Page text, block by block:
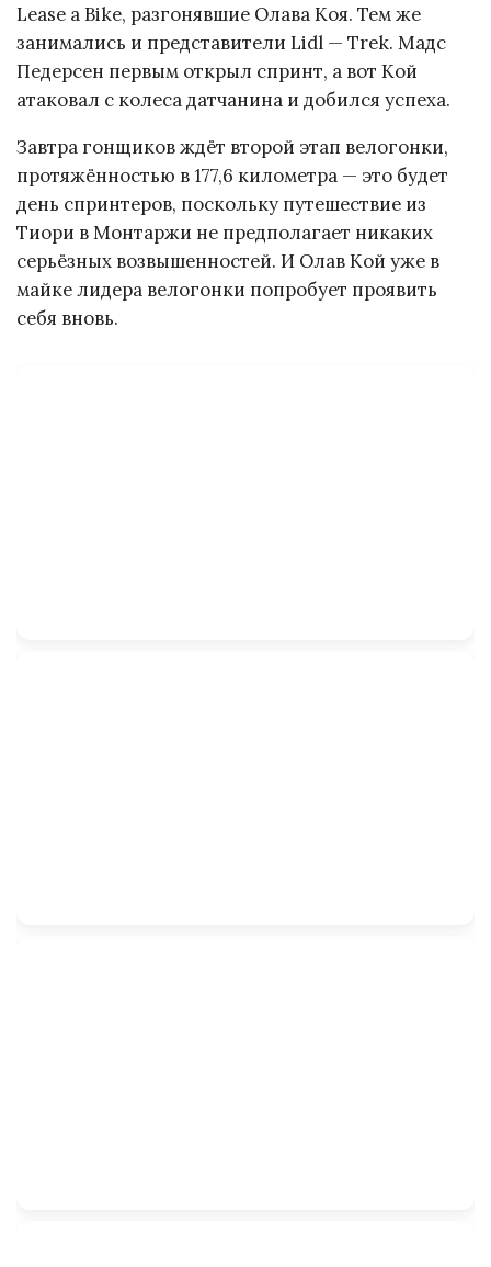
Lease a Bike, разгонявшие Олава Коя. Тем же
занимались и представители Lidl — Trek. Мадс
Педерсен первым открыл спринт, а вот Кой
атаковал с колеса датчанина и добился успеха.
Завтра гонщиков ждёт второй этап велогонки,
протяжённостью в 177,6 километра — это будет
день спринтеров, поскольку путешествие из
Тиори в Монтаржи не предполагает никаких
серьёзных возвышенностей. И Олав Кой уже в
майке лидера велогонки попробует проявить
себя вновь.